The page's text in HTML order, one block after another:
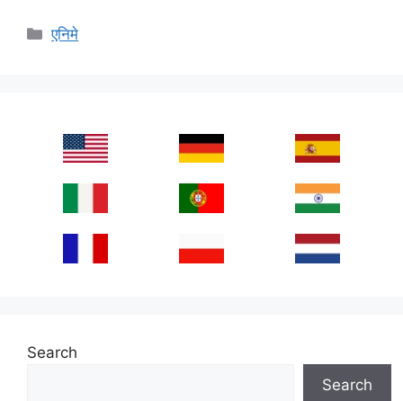
Categories
एनिमे
Search
Search